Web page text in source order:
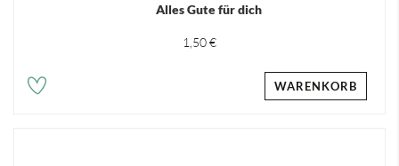
Alles Gute für dich
1,50 €
WARENKORB